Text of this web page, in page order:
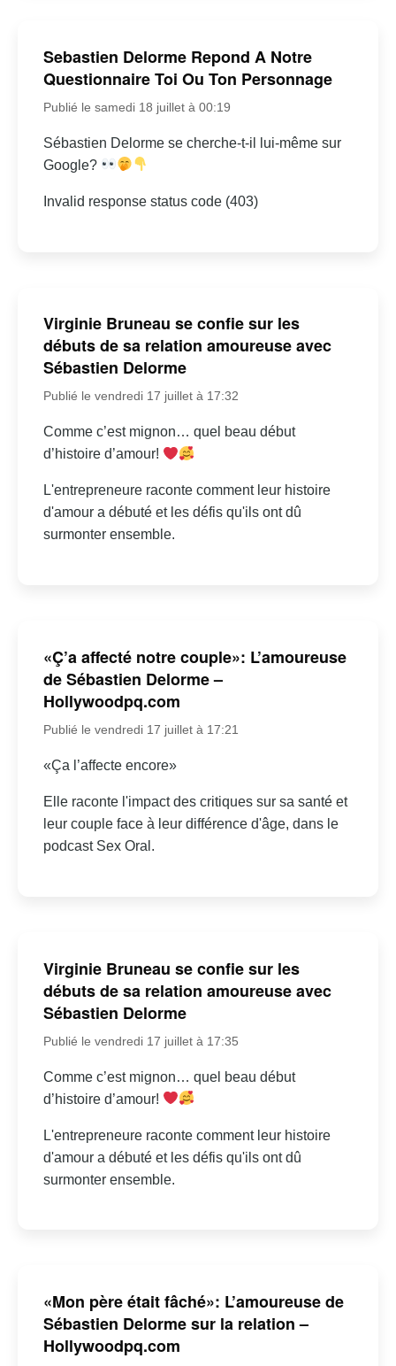
Sebastien Delorme Repond A Notre
Questionnaire Toi Ou Ton Personnage
Publié le samedi 18 juillet à 00:19
Sébastien Delorme se cherche-t-il lui-même sur
Google?
Invalid response status code (403)
Virginie Bruneau se confie sur les
débuts de sa relation amoureuse avec
Sébastien Delorme
Publié le vendredi 17 juillet à 17:32
Comme c’est mignon… quel beau début
d’histoire d’amour!
L'entrepreneure raconte comment leur histoire
d'amour a débuté et les défis qu'ils ont dû
surmonter ensemble.
«Ç’a affecté notre couple»: L’amoureuse
de Sébastien Delorme –
Hollywoodpq.com
Publié le vendredi 17 juillet à 17:21
«Ça l’affecte encore»
Elle raconte l'impact des critiques sur sa santé et
leur couple face à leur différence d'âge, dans le
podcast Sex Oral.
Virginie Bruneau se confie sur les
débuts de sa relation amoureuse avec
Sébastien Delorme
Publié le vendredi 17 juillet à 17:35
Comme c’est mignon… quel beau début
d’histoire d’amour!
L'entrepreneure raconte comment leur histoire
d'amour a débuté et les défis qu'ils ont dû
surmonter ensemble.
«Mon père était fâché»: L’amoureuse de
Sébastien Delorme sur la relation –
Hollywoodpq.com